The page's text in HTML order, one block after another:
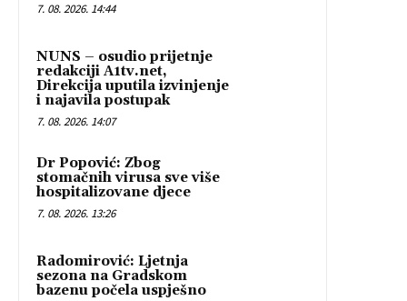
7. 08. 2026. 14:44
NUNS – osudio prijetnje
redakciji A1tv.net,
Direkcija uputila izvinjenje
i najavila postupak
7. 08. 2026. 14:07
Dr Popović: Zbog
stomačnih virusa sve više
hospitalizovane djece
7. 08. 2026. 13:26
Radomirović: Ljetnja
sezona na Gradskom
bazenu počela uspješno